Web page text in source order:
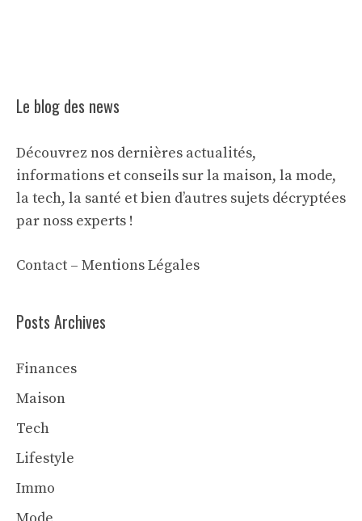
Le blog des news
Découvrez nos dernières actualités,
informations et conseils sur la maison, la mode,
la tech, la santé et bien d’autres sujets décryptées
par noss experts !
Contact – Mentions Légales
Posts Archives
Finances
Maison
Tech
Lifestyle
Immo